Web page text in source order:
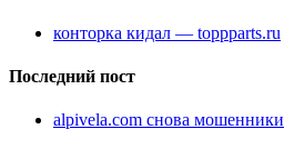
конторка кидал — toppparts.ru
Последний пост
alpivela.com снова мошенники